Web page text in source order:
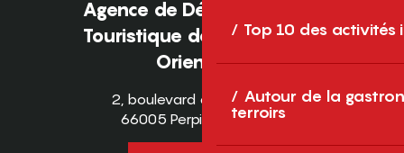
Top 10 des activités
Autour de la
terroirs
Agence de Développement
Touristique des Pyrénées-
Orientales
2, boulevard des Pyrénées
66005 Perpignan Cedex